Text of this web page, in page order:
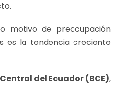
motivo de preocupación
es la tendencia creciente
del Ecuador (BCE),